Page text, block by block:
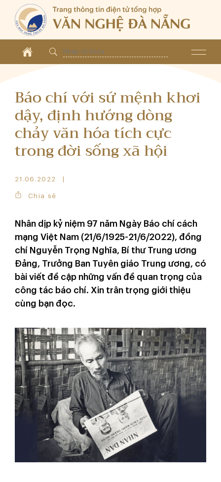
Báo chí với sứ mệnh khơi
dậy, định hướng dòng
chảy văn hóa tích cực
trong đời sống xã hội
21.06.2022
Chia sẻ
Nhân dịp kỷ niệm 97 năm Ngày Báo chí cách
mạng Việt Nam (21/6/1925-21/6/2022), đồng
chí Nguyễn Trọng Nghĩa, Bí thư Trung ương
Đảng, Trưởng Ban Tuyên giáo Trung ương, có
bài viết đề cập những vấn đề quan trọng của
công tác báo chí. Xin trân trọng giới thiệu
cùng bạn đọc.